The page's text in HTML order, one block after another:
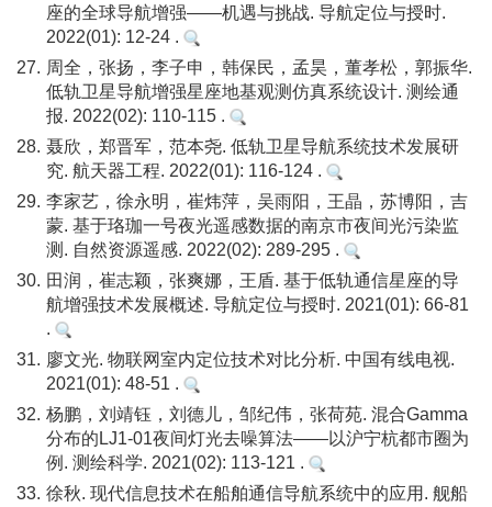
座的全球导航增强——机遇与挑战. 导航定位与授时.
2022(01): 12-24 .
27. 周全，张扬，李子申，韩保民，孟昊，董孝松，郭振华.
低轨卫星导航增强星座地基观测仿真系统设计. 测绘通
报. 2022(02): 110-115 .
28. 聂欣，郑晋军，范本尧. 低轨卫星导航系统技术发展研
究. 航天器工程. 2022(01): 116-124 .
29. 李家艺，徐永明，崔炜萍，吴雨阳，王晶，苏博阳，吉
蒙. 基于珞珈一号夜光遥感数据的南京市夜间光污染监
测. 自然资源遥感. 2022(02): 289-295 .
30. 田润，崔志颖，张爽娜，王盾. 基于低轨通信星座的导
航增强技术发展概述. 导航定位与授时. 2021(01): 66-81
.
31. 廖文光. 物联网室内定位技术对比分析. 中国有线电视.
2021(01): 48-51 .
32. 杨鹏，刘靖钰，刘德儿，邹纪伟，张荷苑. 混合Gamma
分布的LJ1-01夜间灯光去噪算法——以沪宁杭都市圈为
例. 测绘科学. 2021(02): 113-121 .
33. 徐秋. 现代信息技术在船舶通信导航系统中的应用. 舰船